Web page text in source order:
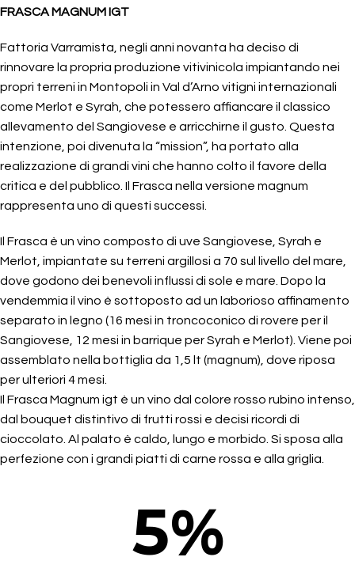
FRASCA MAGNUMIGT
Fattoria Varramista, negli anni novanta ha deciso di
rinnovare la propria produzione vitivinicola impiantando nei
propri terreni in Montopoli in Val d’Arno vitigni internazionali
come Merlot e Syrah, che potessero affiancare il classico
allevamento del Sangiovese e arricchirne il gusto. Questa
intenzione, poi divenuta la “mission”, ha portato alla
realizzazione di grandi vini che hanno colto il favore della
critica e del pubblico. Il Frasca nella versione magnum
rappresenta uno di questi successi.
Il Frasca è un vino composto di uve Sangiovese, Syrah e
Merlot, impiantate su terreni argillosi a 70 sul livello del mare,
dove godono dei benevoli influssi di sole e mare. Dopo la
vendemmia il vino è sottoposto ad un laborioso affinamento
separato in legno (16 mesi in troncoconico di rovere per il
Sangiovese, 12 mesi in barrique per Syrah e Merlot). Viene poi
assemblato nella bottiglia da 1,5 lt (magnum), dove riposa
per ulteriori 4 mesi.
Il Frasca Magnum igt è un vino dal colore rosso rubino intenso,
dal bouquet distintivo di frutti rossi e decisi ricordi di
cioccolato. Al palato è caldo, lungo e morbido. Si sposa alla
perfezione con i grandi piatti di carne rossa e alla griglia.
5%